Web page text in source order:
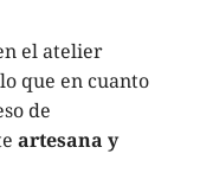
el atelier
que en cuanto
de
artesana y